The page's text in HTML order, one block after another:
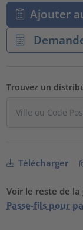
Ajouter
Trouvez un
Télécharger
Voir le reste de la
Passe-fils pour